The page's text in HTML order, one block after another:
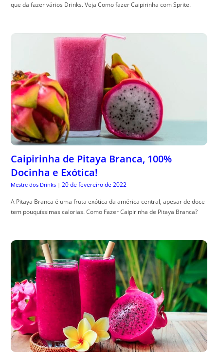
que da fazer vários Drinks. Veja Como fazer Caipirinha com Sprite.
Caipirinha de Pitaya Branca, 100%
Docinha e Exótica!
Mestre dos Drinks | 20 de fevereiro de 2022
A Pitaya Branca é uma fruta exótica da américa central, apesar de doce
tem pouquíssimas calorias. Como Fazer Caipirinha de Pitaya Branca?